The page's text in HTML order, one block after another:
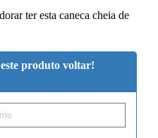
ter esta caneca cheia de
produto voltar!